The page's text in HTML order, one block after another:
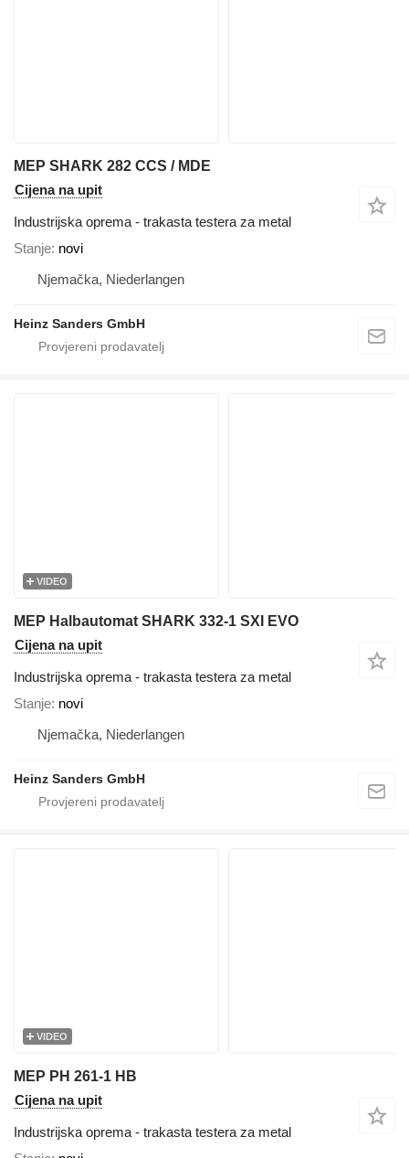
MEP SHARK 282 CCS / MDE
Cijena na upit
Industrijska oprema - trakasta testera za metal
Stanje novi
Njemačka, Niederlangen
Heinz Sanders GmbH
VIDEO
MEP Halbautomat SHARK 332-1 SXI EVO
Cijena na upit
Industrijska oprema - trakasta testera za metal
Stanje novi
Njemačka, Niederlangen
Heinz Sanders GmbH
VIDEO
MEP PH 261-1 HB
Cijena na upit
Industrijska oprema - trakasta testera za metal